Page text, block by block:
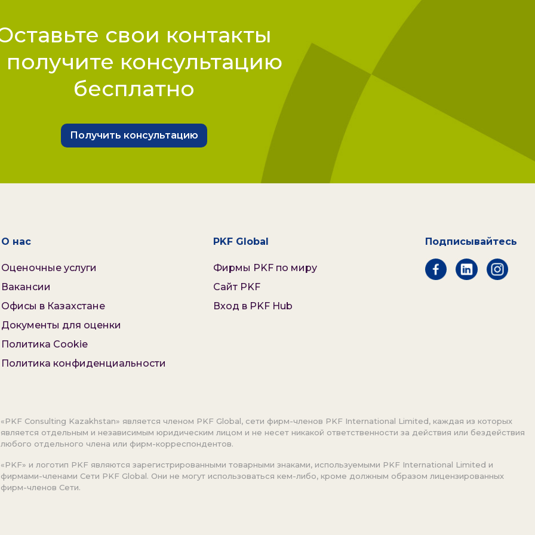
свои контакты
получите консультацию
бесплатно
Получить консультацию
О нас
Оценочные услуги
Вакансии
Офисы в Казахстане
Документы для оценки
Политика Cookie
Политика конфиденциальности
PKF Global
Фирмы PKF по миру
Сайт PKF
Вход в PKF Hub
Подписывайтесь
«PKF Consulting Kazakhstan» является членом PKF Global, сети фирм-членов PKF International Limited, каждая из которых
является отдельным и независимым юридическим лицом и не несет никакой ответственности за действия или бездействия
любого отдельного члена или фирм-корреспондентов.
«PKF» и логотип PKF являются зарегистрированными товарными знаками, используемыми PKF International Limited и
фирмами-членами Cети PKF Global. Они не могут использоваться кем-либо, кроме должным образом лицензированных
фирм-членов Сети.